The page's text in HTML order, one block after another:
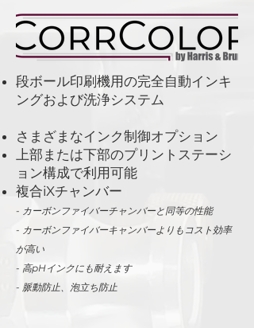
段ボール印刷機用の完全自動インキ
ングおよび洗浄システム
さまざまなインク制御オプション
上部または下部のプリントステーシ
ョン構成で利用可能
複合iXチャンバー
- カーボンファイバーチャンバーと同等の性能
- カーボンファイバーキャンバーよりもコスト効率
が高い
- 高pHインクにも耐えます
- 脈動防止、泡立ち防止